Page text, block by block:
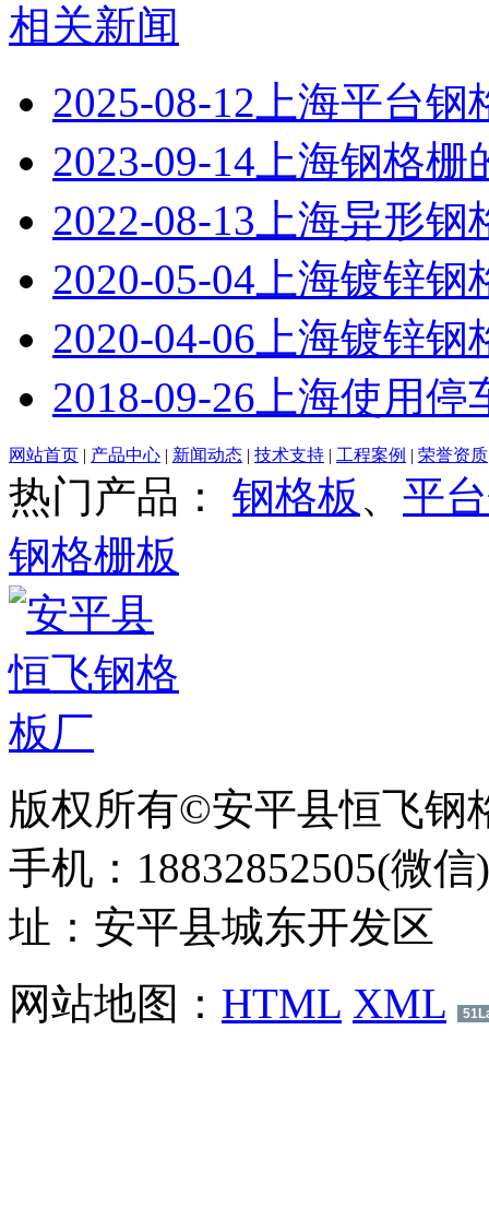
相关新闻
2025-08-12 上海平台
2023-09-14 上海钢格栅
2022-08-13 上海异形
2020-05-04 上海镀锌
2020-04-06 上海镀锌
2018-09-26 上海使用
网站首页 | 产品中心 | 新闻动态 | 技术支持 | 工程案例 | 荣誉资质
热门产品： 钢格板 、 平
钢格栅板
版权所有©安平县恒飞钢
手机：18832852505(微
址：安平县城东开发区
网站地图： HTML XML